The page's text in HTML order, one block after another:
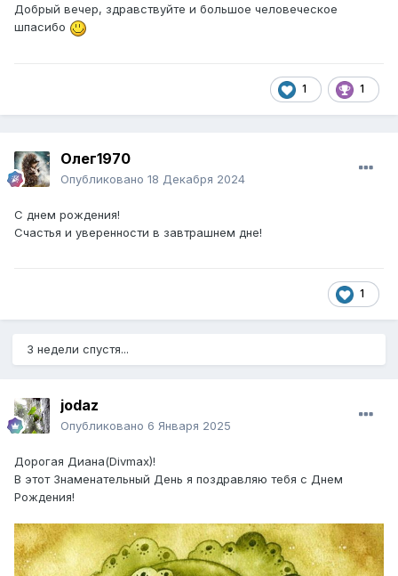
Добрый вечер, здравствуйте и большое человеческое
шпасибо
1 1
Олег1970
Опубликовано 18 Декабря 2024
С днем рождения!
Счастья и уверенности в завтрашнем дне!
1
3 недели спустя...
jodaz
Опубликовано 6 Января 2025
Дорогая Диана(Divmax)!
В этот Знаменательный День я поздравляю тебя с Днем
Рождения!